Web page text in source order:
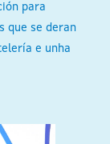
para
que se deran
e unha